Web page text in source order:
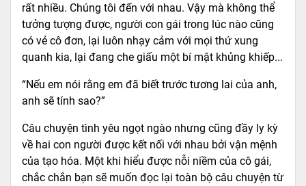
rất nhiều. Chúng tôi đến với nhau. Vậy mà không thể
tưởng tượng được, người con gái trong lúc nào cũng
có vẻ cô đơn, lại luôn nhạy cảm với mọi thứ xung
quanh kia, lại đang che giấu một bí mật khủng khiếp...
“Nếu em nói rằng em đã biết trước tương lai của anh,
anh sẽ tính sao?”
Câu chuyện tình yêu ngọt ngào nhưng cũng đầy ly kỳ
về hai con người được kết nối với nhau bởi vận mệnh
của tạo hóa. Một khi hiểu được nỗi niềm của cô gái,
chắc chắn bạn sẽ muốn đọc lại toàn bộ câu chuyện từ